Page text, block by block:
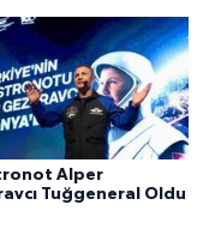
Alper
Tuğgeneral Oldu